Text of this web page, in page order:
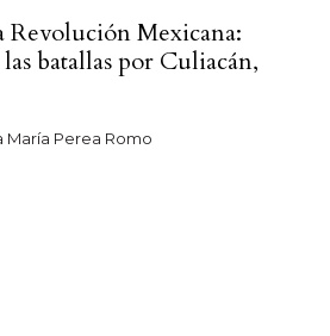
Mexicana:
batallas por Culiacán,
María Perea Romo